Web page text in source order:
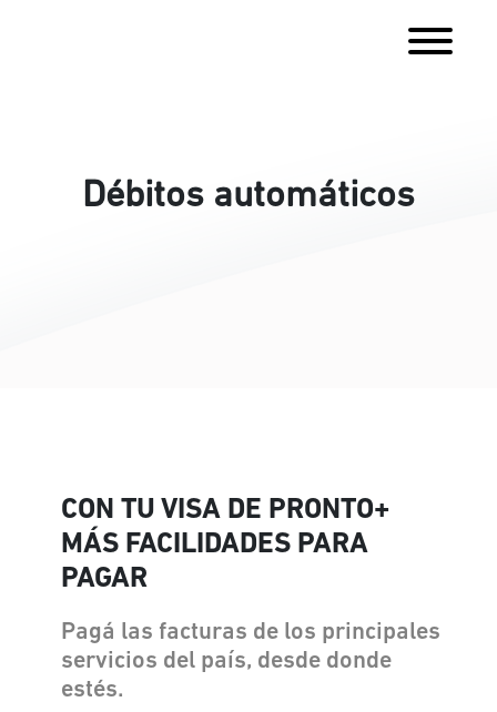
Débitos automáticos
CON TU VISA DE PRONTO+
MÁS FACILIDADES PARA
PAGAR
Pagá las facturas de los principales
servicios del país, desde donde
estés.